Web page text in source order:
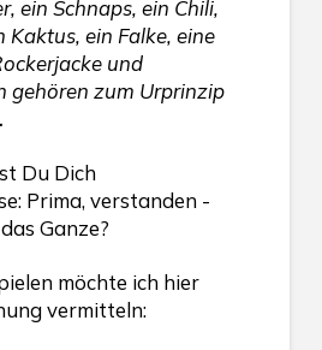
ein Schnaps, ein Chili,
Kaktus, ein Falke, eine
und
gehören zum Urprinzip
Du Dich
Prima, verstanden -
Ganze?
möchte ich hier
vermitteln: